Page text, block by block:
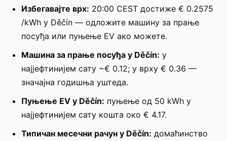
Избегавајте врх: 20:00 CEST достиже € 0.2575
/kWh у Děčín — одложите машину за прање
посуђа или пуњење EV ако можете.
Машина за прање посуђа у Děčín: у
најјефтинијем сату ~€ 0.12; у врху € 0.36 —
значајна годишња уштеда.
Пуњење EV у Děčín: пуњење од 50 kWh у
најјефтинијем сату кошта око € 4.17.
Типичан месечни рачун у Děčín: домаћинство